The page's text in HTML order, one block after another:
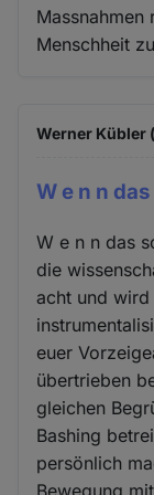
Massnahmen
Menschheit
Werner Kübler
W e n n
W e n n das
die
acht und wird
euer
übertrieben
gleichen
Bashing
persönlich